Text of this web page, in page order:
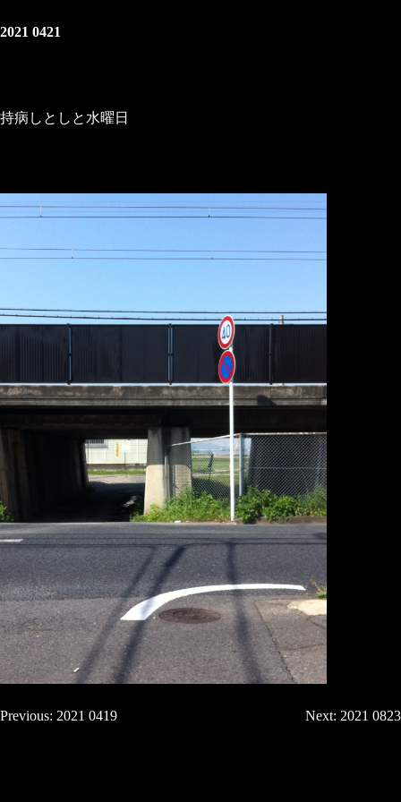
2021 0421
持病しとしと水曜日
投
Previous: 2021 0419 Next: 2021 0823